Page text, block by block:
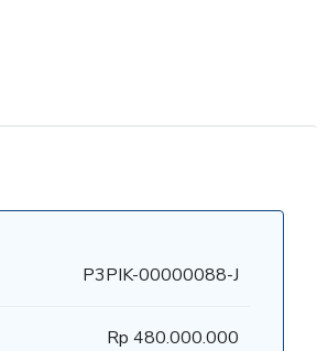
P3PIK-00000088-J
Rp 480.000.000